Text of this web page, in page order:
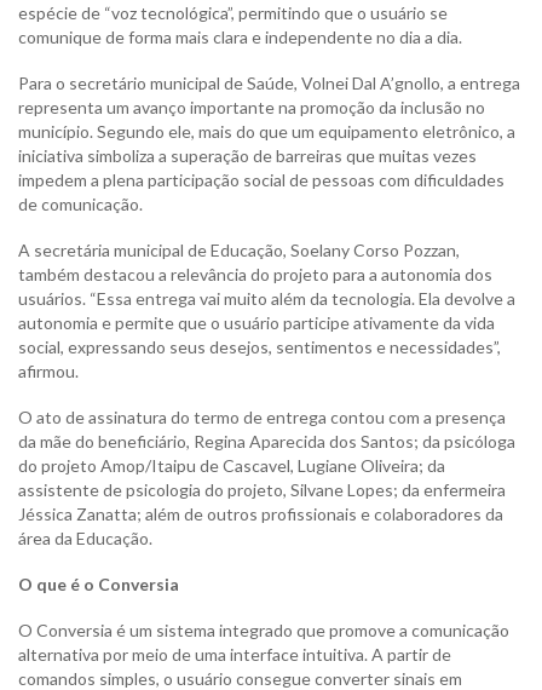
espécie de “voz tecnológica”, permitindo que o usuário se
comunique de forma mais clara e independente no dia a dia.
Para o secretário municipal de Saúde, Volnei Dal A’gnollo, a entrega
representa um avanço importante na promoção da inclusão no
município. Segundo ele, mais do que um equipamento eletrônico, a
iniciativa simboliza a superação de barreiras que muitas vezes
impedem a plena participação social de pessoas com dificuldades
de comunicação.
A secretária municipal de Educação, Soelany Corso Pozzan,
também destacou a relevância do projeto para a autonomia dos
usuários. “Essa entrega vai muito além da tecnologia. Ela devolve a
autonomia e permite que o usuário participe ativamente da vida
social, expressando seus desejos, sentimentos e necessidades”,
afirmou.
O ato de assinatura do termo de entrega contou com a presença
da mãe do beneficiário, Regina Aparecida dos Santos; da psicóloga
do projeto Amop/Itaipu de Cascavel, Lugiane Oliveira; da
assistente de psicologia do projeto, Silvane Lopes; da enfermeira
Jéssica Zanatta; além de outros profissionais e colaboradores da
área da Educação.
O que é o Conversia
O Conversia é um sistema integrado que promove a comunicação
alternativa por meio de uma interface intuitiva. A partir de
comandos simples, o usuário consegue converter sinais em